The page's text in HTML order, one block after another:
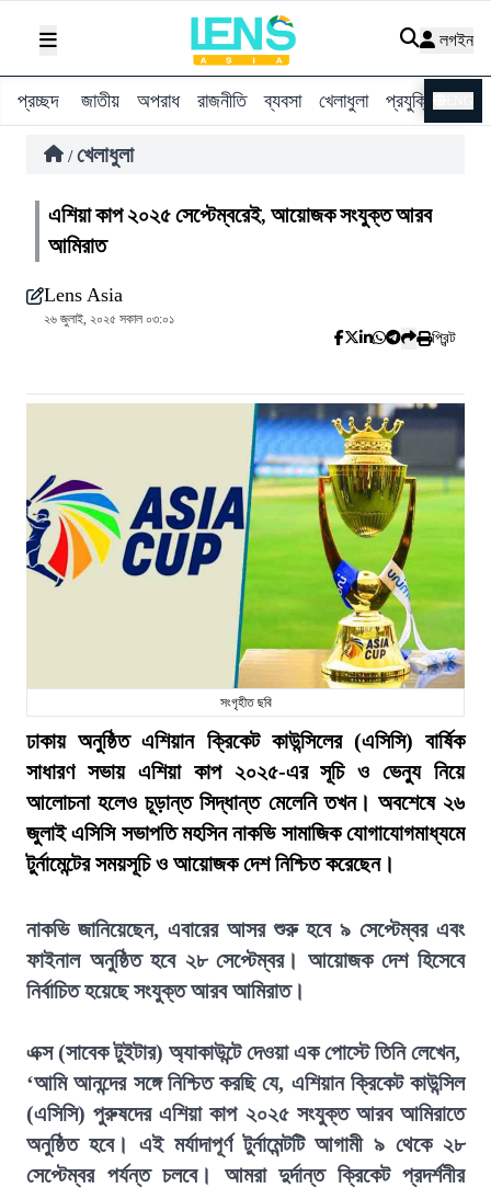
লগইন
প্রচ্ছদ জাতীয় অপরাধ রাজনীতি ব্যবসা খেলাধুলা প্রযুক্তি
/ খেলাধুলা
এশিয়া কাপ ২০২৫ সেপ্টেম্বরেই, আয়োজক সংযুক্ত আরব
আমিরাত
Lens Asia
২৬ জুলাই, ২০২৫ সকাল ০৩:০১
প্রিন্ট
সংগৃহীত ছবি
ঢাকায় অনুষ্ঠিত এশিয়ান ক্রিকেট কাউন্সিলের (এসিসি) বার্ষিক
সাধারণ সভায় এশিয়া কাপ ২০২৫-এর সূচি ও ভেন্যু নিয়ে
আলোচনা হলেও চূড়ান্ত সিদ্ধান্ত মেলেনি তখন। অবশেষে ২৬
জুলাই এসিসি সভাপতি মহসিন নাকভি সামাজিক যোগাযোগমাধ্যমে
টুর্নামেন্টের সময়সূচি ও আয়োজক দেশ নিশ্চিত করেছেন।
নাকভি জানিয়েছেন, এবারের আসর শুরু হবে ৯ সেপ্টেম্বর এবং
ফাইনাল অনুষ্ঠিত হবে ২৮ সেপ্টেম্বর। আয়োজক দেশ হিসেবে
নির্বাচিত হয়েছে সংযুক্ত আরব আমিরাত।
এক্স (সাবেক টুইটার) অ্যাকাউন্টে দেওয়া এক পোস্টে তিনি লেখেন,
‘আমি আনন্দের সঙ্গে নিশ্চিত করছি যে, এশিয়ান ক্রিকেট কাউন্সিল
(এসিসি) পুরুষদের এশিয়া কাপ ২০২৫ সংযুক্ত আরব আমিরাতে
অনুষ্ঠিত হবে। এই মর্যাদাপূর্ণ টুর্নামেন্টটি আগামী ৯ থেকে ২৮
সেপ্টেম্বর পর্যন্ত চলবে। আমরা দুর্দান্ত ক্রিকেট প্রদর্শনীর